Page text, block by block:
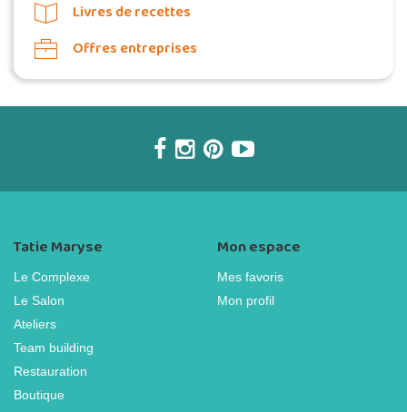
Livres de recettes
Offres entreprises
Tatie Maryse
Le Complexe
Le Salon
Ateliers
Team building
Restauration
Boutique
Mon espace
Mes favoris
Mon profil